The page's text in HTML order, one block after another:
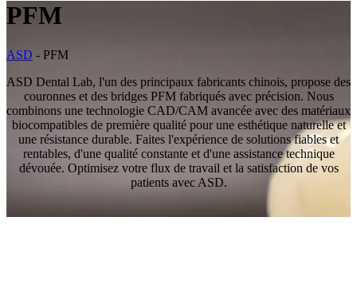
PFM
ASD - PFM
ASD Dental Lab, l'un des principaux fabricants chinois, propose des
couronnes et des bridges PFM fabriqués avec précision. Nous
combinons une technologie CAD/CAM avancée avec des matériaux
biocompatibles de première qualité pour une esthétique naturelle et
une résistance durable. Faites l'expérience de solutions fiables et
rentables, d'une qualité constante et d'une assistance technique
dévouée. Optimisez votre flux de travail et la satisfaction de vos
patients avec ASD.